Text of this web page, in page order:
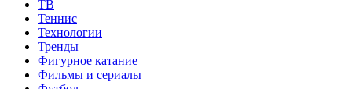
ТВ
Теннис
Технологии
Тренды
Фигурное катание
Фильмы и сериалы